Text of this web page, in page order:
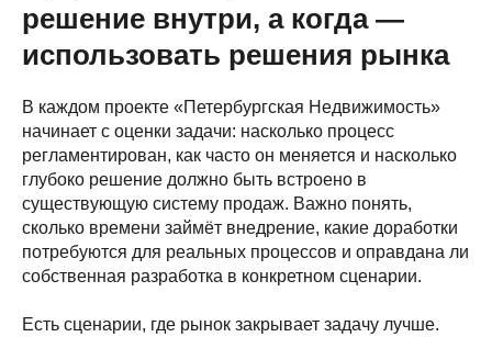
решение внутри, а когда —
использовать решения рынка
В каждом проекте «Петербургская Недвижимость»
начинает с оценки задачи: насколько процесс
регламентирован, как часто он меняется и насколько
глубоко решение должно быть встроено в
существующую систему продаж. Важно понять,
сколько времени займёт внедрение, какие доработки
потребуются для реальных процессов и оправдана ли
собственная разработка в конкретном сценарии.
Есть сценарии, где рынок закрывает задачу лучше.